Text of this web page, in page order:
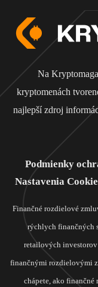
Na
kryptomenách
najlepší zdroj
Podmienky
Nastavenia
Finančné rozdielové
rýchlych finančných
retailových
finančnými rozdielovými
chápete, ako